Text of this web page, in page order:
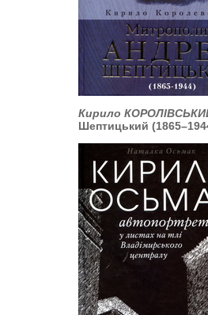
Кирило
Шептицький